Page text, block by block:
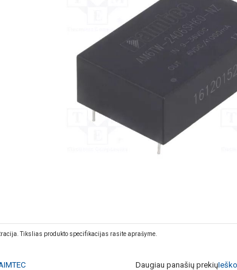
Tikslias produkto specifikacijas rasite aprašyme.
Daugiau panašių prekių